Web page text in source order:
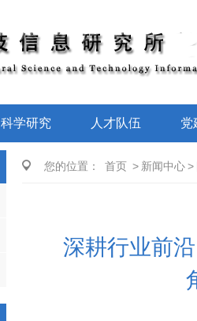
科学研究 人才队伍 党
您的位置： 首页 > 新闻中心>
深耕行业前